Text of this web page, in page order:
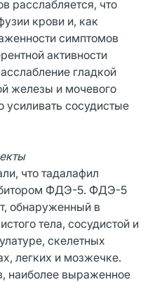
расслабляется, что
крови и, как
симптомов
активности
гладкой
железы и мочевого
усиливать сосудистые
что тадалафил
ФДЭ-5. ФДЭ-5
обнаруженный в
тела, сосудистой и
скелетных
легких и мозжечке.
наиболее выраженное